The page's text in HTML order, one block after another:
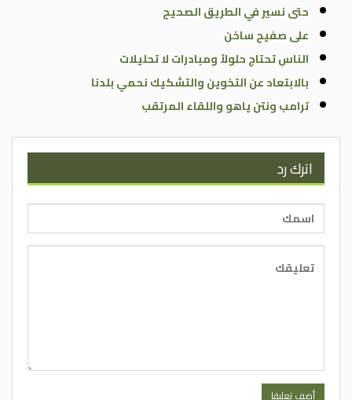
حتى نسير في الطريق الصحيح
على صفيح ساخن
الناس تحتاج حلولاً ومبادرات لا تحليلات
بالابتعاد عن التخوين والتشكيك نحمي بلدنا
ترامب ونتن ياهو واللقاء المرتقب
اترك رد